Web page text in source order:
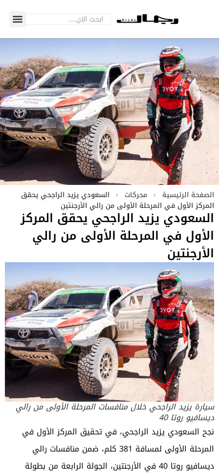
الصفحة الرئيسية › محركات › السعودي يزيد الراجحي يحقق
المركز الأول في المرحلة الأولى من رالي الأرجنتين
السعودي يزيد الراجحي يحقق المركز
الأول في المرحلة الأولى من رالي
الأرجنتين
سيارة يزيد الراجحي خلال منافسات المرحلة الأولى من رالي
ديسافيو روتا 40
نجح السعودي يزيد الراجحي، في تحقيق المركز الأول في
المرحلة الأولى لمسافة 381 كلم، ضمن منافسات رالي
ديسافيو روتا 40 في الأرجنتين، الجولة الرابعة من بطولة